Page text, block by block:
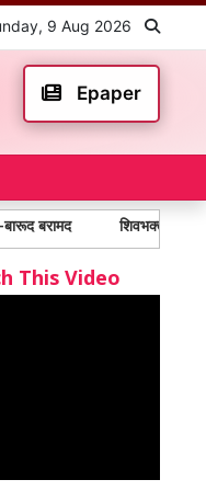
9 Aug 2026
Epaper
शिवभक्तों के लिए निःशुल्क
This Video